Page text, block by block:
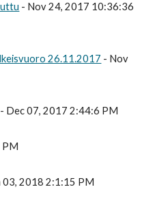
- Nov 24, 2017 10:36:36
26.11.2017 - Nov
- Dec 07, 2017 2:44:6 PM
PM
03, 2018 2:1:15 PM